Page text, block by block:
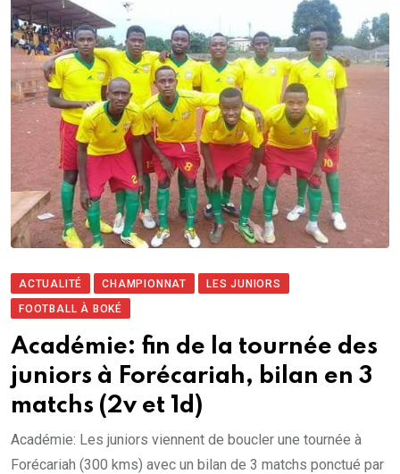
ACTUALITÉ CHAMPIONNAT
LES JUNIORS
FOOTBALL À BOKÉ
Académie: fin de la tournée des
juniors à Forécariah, bilan en 3
matchs (2v et 1d)
Académie: Les juniors viennent de boucler une tournée à
Forécariah (300 kms) avec un bilan de 3 matchs ponctué par